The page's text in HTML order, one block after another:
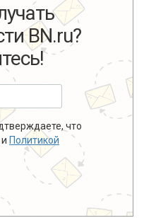
BN.ru?
что
и Политикой